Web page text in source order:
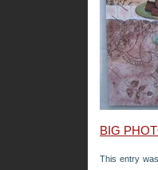
BIG
This entry